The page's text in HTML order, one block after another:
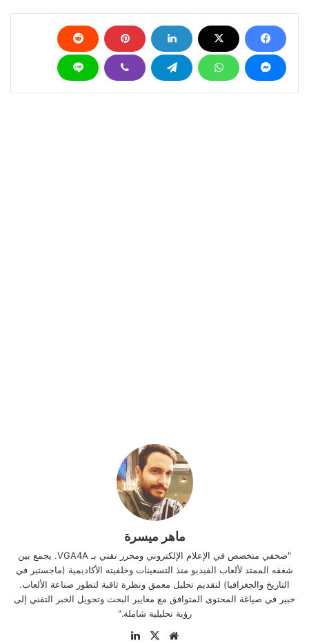
ماهر ميسرة
"صحفي متخصص في الإعلام الإلكتروني ومحرر تقني بـ VGA4A. يجمع بين
شغفه الممتد لألعاب الفيديو منذ التسعينات وخلفيته الأكاديمية (ماجستير في
التاريخ والجغرافيا) لتقديم تحليل معمق ونظرة ثاقبة لتطور صناعة الألعاب.
خبير في صياغة المحتوى المتوافق مع معايير البحث وتحويل الخبر التقني إلى
رؤية تحليلية شاملة."
موقع
‫X